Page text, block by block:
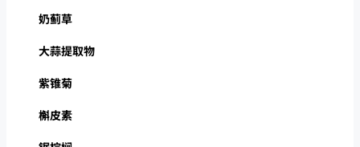
奶蓟草
大蒜提取物
紫锥菊
槲皮素